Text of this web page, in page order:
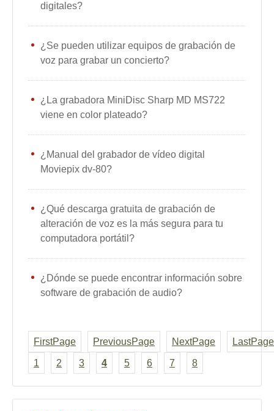
digitales?
¿Se pueden utilizar equipos de grabación de
voz para grabar un concierto?
¿La grabadora MiniDisc Sharp MD MS722
viene en color plateado?
¿Manual del grabador de vídeo digital
Moviepix dv-80?
¿Qué descarga gratuita de grabación de
alteración de voz es la más segura para tu
computadora portátil?
¿Dónde se puede encontrar información sobre
software de grabación de audio?
FirstPage PreviousPage NextPage LastPage
1 2 3 4 5 6 7 8